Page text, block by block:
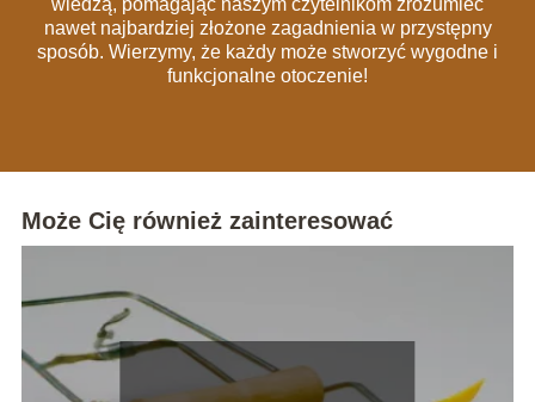
wiedzą, pomagając naszym czytelnikom zrozumieć
nawet najbardziej złożone zagadnienia w przystępny
sposób. Wierzymy, że każdy może stworzyć wygodne i
funkcjonalne otoczenie!
Może Cię również zainteresować